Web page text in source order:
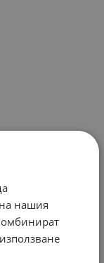
нашия